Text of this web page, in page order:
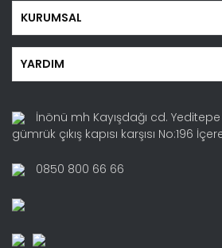
KURUMSAL
YARDIM
İnönü mh Kayışdağı cd.
gümrük çıkış kapısı karşısı No:196
0850 800 66 66